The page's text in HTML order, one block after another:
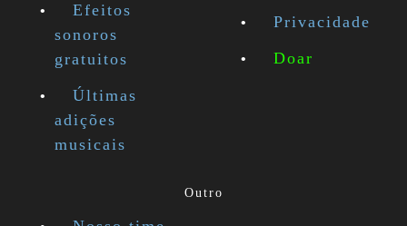
Efeitos
sonoros
gratuitos
Últimas
adições
musicais
Privacidade
Doar
Outro